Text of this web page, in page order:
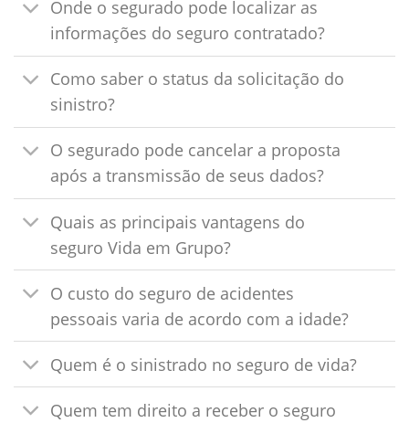
Onde o segurado pode localizar as
informações do seguro contratado?
Como saber o status da solicitação do
sinistro?
O segurado pode cancelar a proposta
após a transmissão de seus dados?
Quais as principais vantagens do
seguro Vida em Grupo?
O custo do seguro de acidentes
pessoais varia de acordo com a idade?
Quem é o sinistrado no seguro de vida?
Quem tem direito a receber o seguro